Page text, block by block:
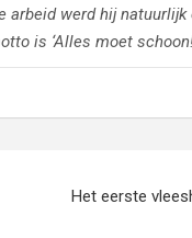
arbeid werd hij natuurlijk
is ‘Alles moet
Het eerste